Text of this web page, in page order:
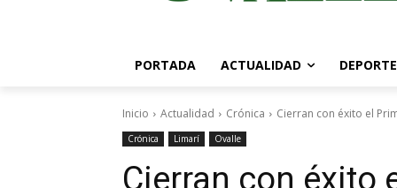
PORTADA ACTUALIDAD
Inicio Actualidad Crónica Cierran con éxito el
Crónica Limarí Ovalle
Cierran con éxito